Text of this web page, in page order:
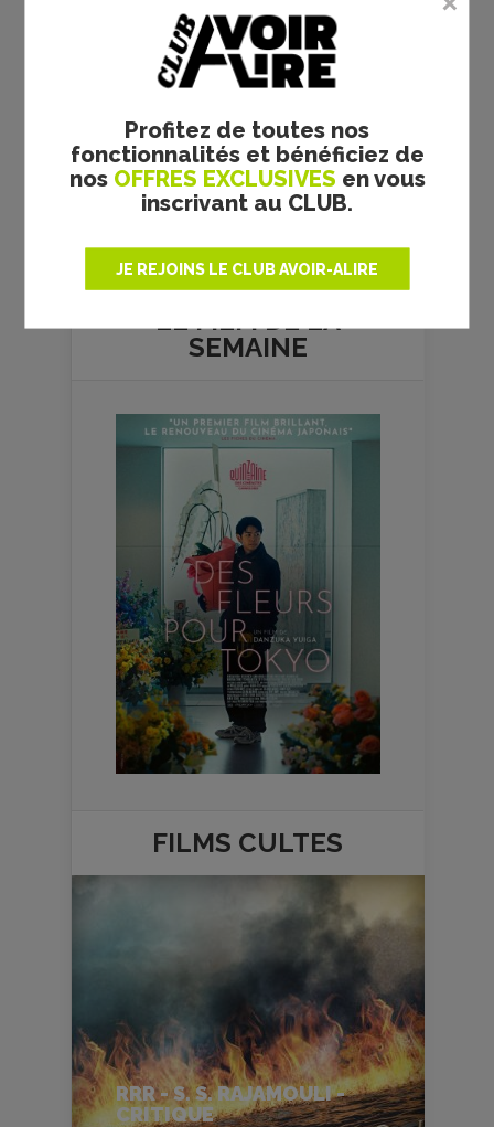
Profitez de toutes nos
fonctionnalités et bénéficiez de
nos OFFRES EXCLUSIVES en vous
inscrivant au CLUB.
JE REJOINS LE CLUB AVOIR-ALIRE
Plus de films
LE FILM DELA
SEMAINE
FILMS CULTES
RRR - S. S. RAJAMOULI -
CRITIQUE